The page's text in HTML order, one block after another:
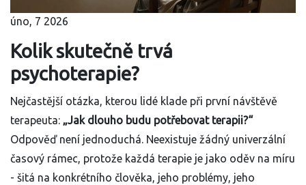
úno, 7 2026
Kolik skutečně trvá
psychoterapie?
Nejčastější otázka, kterou lidé klade při první návštěvě
terapeuta: „Jak dlouho budu potřebovat terapii?“
Odpověď není jednoduchá. Neexistuje žádný univerzální
časový rámec, protože každá terapie je jako oděv na míru
- šitá na konkrétního člověka, jeho problémy, jeho